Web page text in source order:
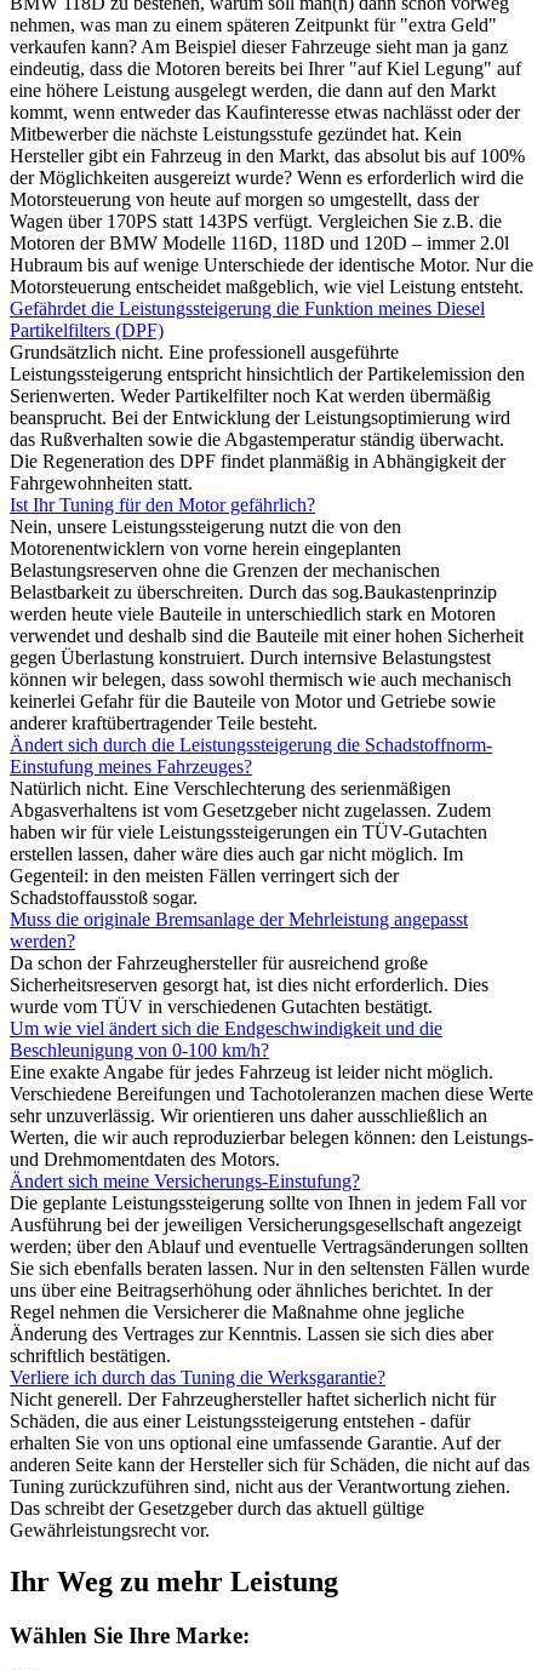
nehmen, was man zu einem späteren Zeitpunkt für "extra Geld"
verkaufen kann? Am Beispiel dieser Fahrzeuge sieht man ja ganz
eindeutig, dass die Motoren bereits bei Ihrer "auf Kiel Legung" auf
eine höhere Leistung ausgelegt werden, die dann auf den Markt
kommt, wenn entweder das Kaufinteresse etwas nachlässt oder der
Mitbewerber die nächste Leistungsstufe gezündet hat. Kein
Hersteller gibt ein Fahrzeug in den Markt, das absolut bis auf 100%
der Möglichkeiten ausgereizt wurde? Wenn es erforderlich wird die
Motorsteuerung von heute auf morgen so umgestellt, dass der
Wagen über 170PS statt 143PS verfügt. Vergleichen Sie z.B. die
Motoren der BMW Modelle 116D, 118D und 120D – immer 2.0l
Hubraum bis auf wenige Unterschiede der identische Motor. Nur die
Motorsteuerung entscheidet maßgeblich, wie viel Leistung entsteht.
Gefährdet die Leistungssteigerung die Funktion meines Diesel
Partikelfilters (DPF)
Grundsätzlich nicht. Eine professionell ausgeführte
Leistungssteigerung entspricht hinsichtlich der Partikelemission den
Serienwerten. Weder Partikelfilter noch Kat werden übermäßig
beansprucht. Bei der Entwicklung der Leistungsoptimierung wird
das Rußverhalten sowie die Abgastemperatur ständig überwacht.
Die Regeneration des DPF findet planmäßig in Abhängigkeit der
Fahrgewohnheiten statt.
Ist Ihr Tuning für den Motor gefährlich?
Nein, unsere Leistungssteigerung nutzt die von den
Motorenentwicklern von vorne herein eingeplanten
Belastungsreserven ohne die Grenzen der mechanischen
Belastbarkeit zu überschreiten. Durch das sog.Baukastenprinzip
werden heute viele Bauteile in unterschiedlich stark en Motoren
verwendet und deshalb sind die Bauteile mit einer hohen Sicherheit
gegen Überlastung konstruiert. Durch internsive Belastungstest
können wir belegen, dass sowohl thermisch wie auch mechanisch
keinerlei Gefahr für die Bauteile von Motor und Getriebe sowie
anderer kraftübertragender Teile besteht.
Ändert sich durch die Leistungssteigerung die Schadstoffnorm-
Einstufung meines Fahrzeuges?
Natürlich nicht. Eine Verschlechterung des serienmäßigen
Abgasverhaltens ist vom Gesetzgeber nicht zugelassen. Zudem
haben wir für viele Leistungssteigerungen ein TÜV-Gutachten
erstellen lassen, daher wäre dies auch gar nicht möglich. Im
Gegenteil: in den meisten Fällen verringert sich der
Schadstoffausstoß sogar.
Muss die originale Bremsanlage der Mehrleistung angepasst
werden?
Da schon der Fahrzeughersteller für ausreichend große
Sicherheitsreserven gesorgt hat, ist dies nicht erforderlich. Dies
wurde vom TÜV in verschiedenen Gutachten bestätigt.
Um wie viel ändert sich die Endgeschwindigkeit und die
Beschleunigung von 0-100 km/h?
Eine exakte Angabe für jedes Fahrzeug ist leider nicht möglich.
Verschiedene Bereifungen und Tachotoleranzen machen diese Werte
sehr unzuverlässig. Wir orientieren uns daher ausschließlich an
Werten, die wir auch reproduzierbar belegen können: den Leistungs-
und Drehmomentdaten des Motors.
Ändert sich meine Versicherungs-Einstufung?
Die geplante Leistungssteigerung sollte von Ihnen in jedem Fall vor
Ausführung bei der jeweiligen Versicherungsgesellschaft angezeigt
werden; über den Ablauf und eventuelle Vertragsänderungen sollten
Sie sich ebenfalls beraten lassen. Nur in den seltensten Fällen wurde
uns über eine Beitragserhöhung oder ähnliches berichtet. In der
Regel nehmen die Versicherer die Maßnahme ohne jegliche
Änderung des Vertrages zur Kenntnis. Lassen sie sich dies aber
schriftlich bestätigen.
Verliere ich durch das Tuning die Werksgarantie?
Nicht generell. Der Fahrzeughersteller haftet sicherlich nicht für
Schäden, die aus einer Leistungssteigerung entstehen - dafür
erhalten Sie von uns optional eine umfassende Garantie. Auf der
anderen Seite kann der Hersteller sich für Schäden, die nicht auf das
Tuning zurückzuführen sind, nicht aus der Verantwortung ziehen.
Das schreibt der Gesetzgeber durch das aktuell gültige
Gewährleistungsrecht vor.
Ihr Weg zu mehr Leistung
Wählen Sie Ihre Marke: